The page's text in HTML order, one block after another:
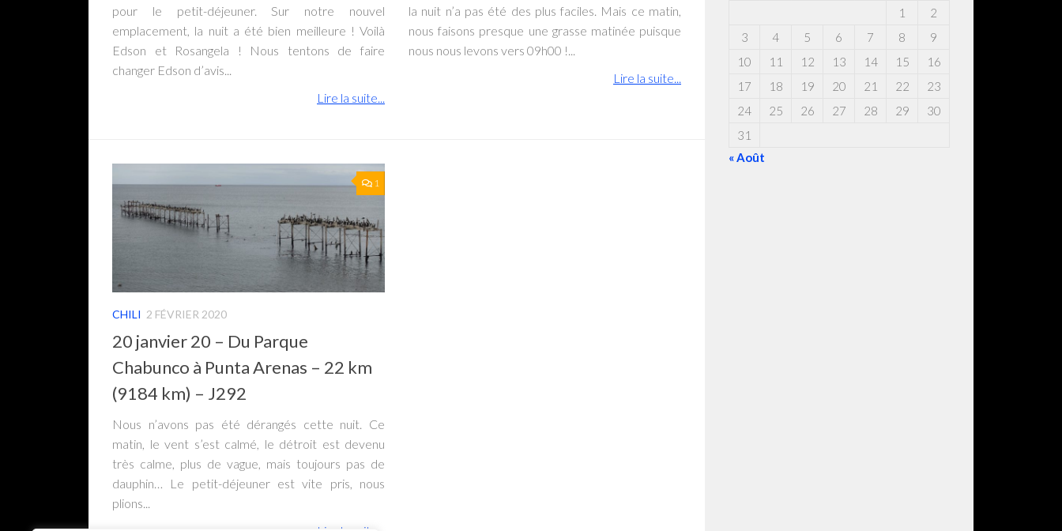
pour le petit-déjeuner. Sur notre nouvel
emplacement, la nuit a été bien meilleure ! Voilà
Edson et Rosangela ! Nous tentons de faire
changer Edson d’avis...
Lire la suite...
la nuit n’a pas été des plus faciles. Mais ce matin,
nous faisons presque une grasse matinée puisque
nous nous levons vers 09h00 !...
Lire la suite...
1
CHILI 2 FÉVRIER 2020
20 janvier 20 – Du Parque
Chabunco à Punta Arenas – 22 km
(9184 km) – J292
Nous n’avons pas été dérangés cette nuit. Ce
matin, le vent s’est calmé, le détroit est devenu
très calme, plus de vague, mais toujours pas de
dauphin… Le petit-déjeuner est vite pris, nous
plions...
1
2
3
4 5 6 7 8
9
10
11 12 13 14 15
16
17
18 19 20 21 22
23
24
25 26 27 28 29
30
31
« Août